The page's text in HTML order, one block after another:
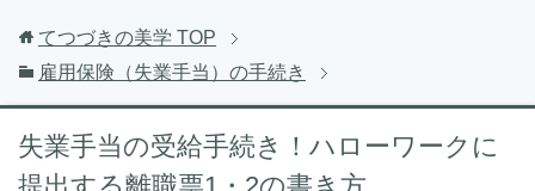
てつづきの美学 TOP
雇用保険（失業手当）の手続き
失業手当の受給手続き！ハローワークに